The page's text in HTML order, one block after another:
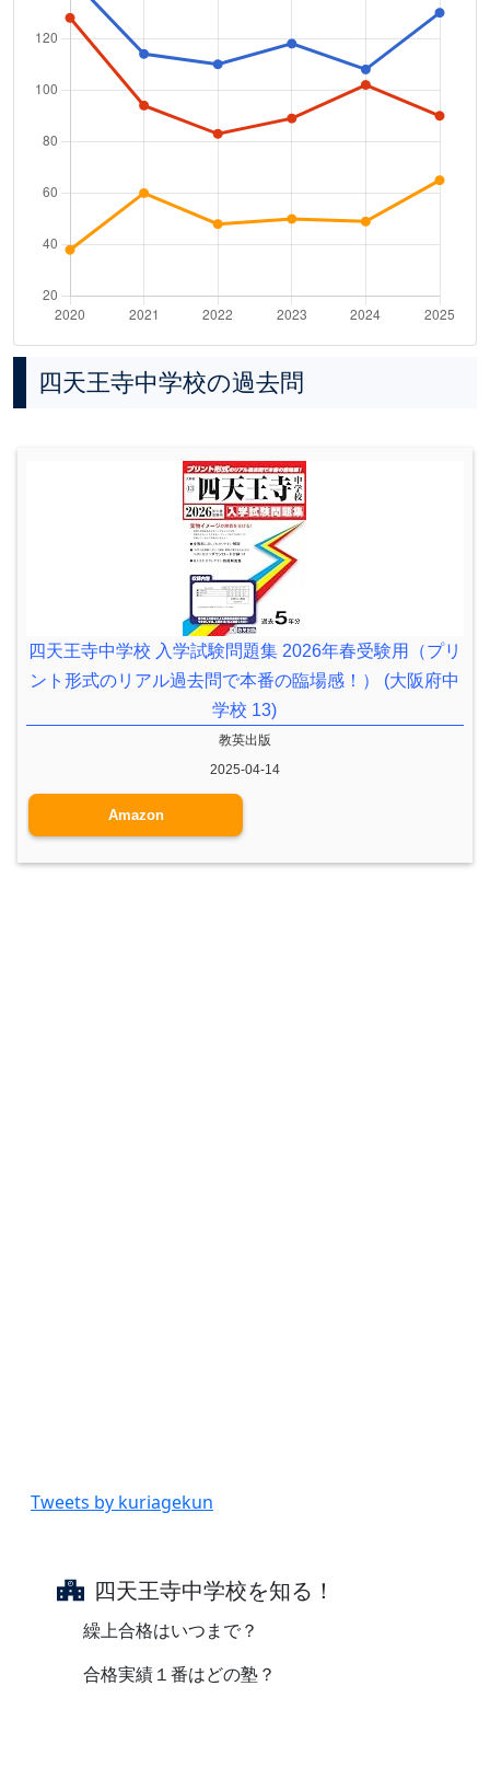
四天王寺中学校の過去問
四天王寺中学校 入学試験問題集 2026年春受験用（プリ
ント形式のリアル過去問で本番の臨場感！） (大阪府中
学校 13)
教英出版
2025-04-14
Amazon
Tweets by kuriagekun
四天王寺中学校を知る！
繰上合格はいつまで？
合格実績１番はどの塾？